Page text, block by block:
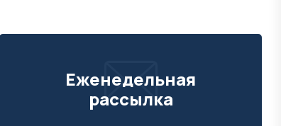
Еженедельная
рассылка